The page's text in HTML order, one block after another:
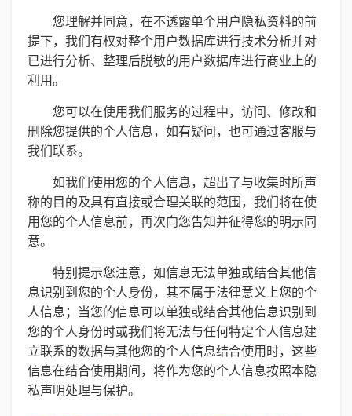
您理解并同意，在不透露单个用户隐私资料的前
提下，我们有权对整个用户数据库进行技术分析并对
已进行分析、整理后脱敏的用户数据库进行商业上的
利用。
您可以在使用我们服务的过程中，访问、修改和
删除您提供的个人信息，如有疑问，也可通过客服与
我们联系。
如我们使用您的个人信息，超出了与收集时所声
称的目的及具有直接或合理关联的范围，我们将在使
用您的个人信息前，再次向您告知并征得您的明示同
意。
特别提示您注意，如信息无法单独或结合其他信
息识别到您的个人身份，其不属于法律意义上您的个
人信息；当您的信息可以单独或结合其他信息识别到
您的个人身份时或我们将无法与任何特定个人信息建
立联系的数据与其他您的个人信息结合使用时，这些
信息在结合使用期间，将作为您的个人信息按照本隐
私声明处理与保护。